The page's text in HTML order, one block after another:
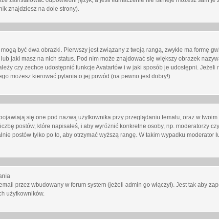
znajdziesz na dole strony).
być dwa obrazki. Pierwszy jest związany z twoją rangą, zwykle ma formę
jaki masz na nich status. Pod nim może znajdować się większy obrazek
czy zechce udostępnić funkcje Avatartów i w jaki sposób je udostępni. Jeżeli
możesz kierować pytania o jej powód (na pewno jest dobry!)
się one pod nazwą użytkownika przy przeglądaniu tematu, oraz w
postów, które napisałeś, i aby wyróżnić konkretne osoby, np. moderatorzy
postów tylko po to, aby otrzymać wyższą rangę. W takim wypadku moderator
przez wbudowany w forum system (jeżeli admin go włączył). Jest tak aby
użytkowników.